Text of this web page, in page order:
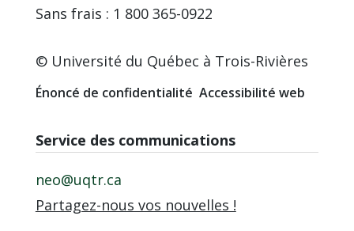
Sans frais : 1 800 365-0922
© Université du Québec à Trois-Rivières
Énoncé de confidentialité Accessibilité web
Service des communications
neo@uqtr.ca
Partagez-nous vos nouvelles !